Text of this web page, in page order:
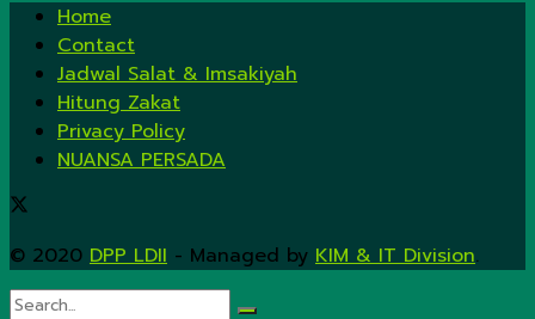
Home
Contact
Jadwal Salat & Imsakiyah
Hitung Zakat
Privacy Policy
NUANSA PERSADA
© 2020 DPP LDII - Managed by KIM & IT Division.